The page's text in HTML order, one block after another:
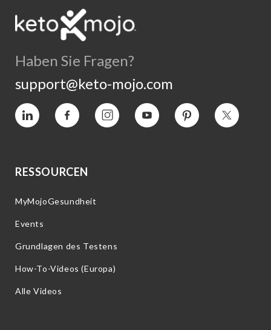
Haben Sie Fragen?
support@keto-mojo.com
Vimeo Facebook InstagramYouTube InteresseTwitter
RESSOURCEN
MyMojoGesundheit
Events
Grundlagen des Testens
How-To-Videos (Europa)
Alle Videos